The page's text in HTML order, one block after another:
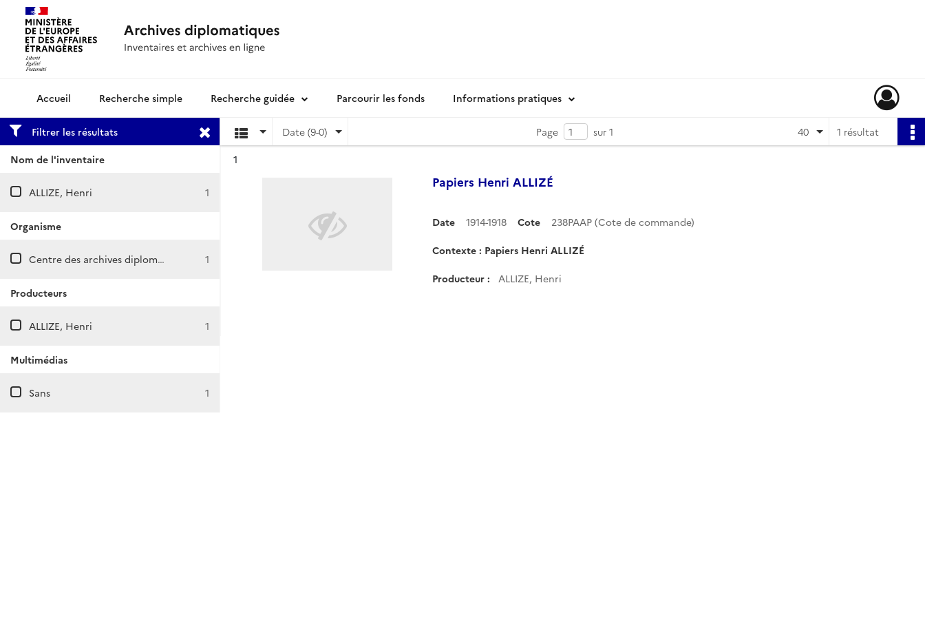
Archives diplomatiquesRecherche simple Recherche guidée Parcourir les fonds Informations pratiques
Filtrer les résultats
Nom de l'inventaire
ALLIZE, Henri 1
Organisme
Centre des archives diplomatiques de La Courneuve 1
Producteurs
ALLIZE, Henri 1
Multimédias
Sans 1
Date (9-0) Page sur 1 1 résultat
40
1
Papiers Henri ALLIZÉ
Date 1914-1918 Cote 238PAAP (Cote de commande)
Contexte : Papiers Henri ALLIZÉ
Producteur : ALLIZE, Henri